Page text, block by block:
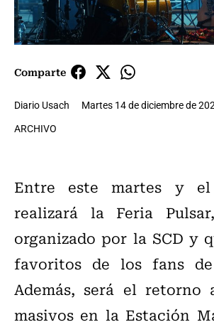
Comparte
Diario Usach
Martes 14 de diciembre de
ARCHIVO
Entre este martes y el
realizará la Feria
organizado por la SCD y
favoritos de los fans
Además, será el retorno
masivos en la Estación